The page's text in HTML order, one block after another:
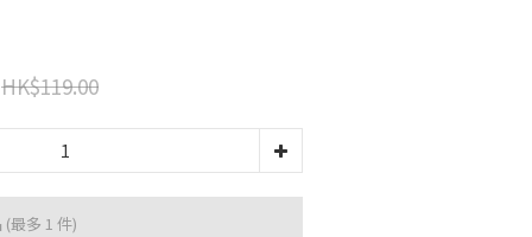
HK$119.00
(最多 1 件)